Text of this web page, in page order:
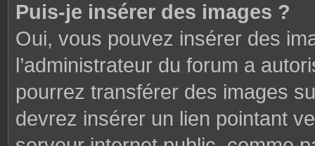
Puis-je insérer des images ?
Oui, vous pouvez insérer des
l’administrateur du forum a
pourrez transférer des images
devrez insérer un lien pointant